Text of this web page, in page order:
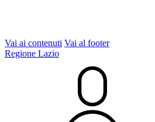
Vai ai contenuti Vai al footer
Regione Lazio